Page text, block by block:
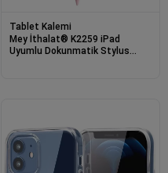
Tablet Kalemi
Mey İthalat® K2259 iPad
Uyumlu Dokunmatik Stylus